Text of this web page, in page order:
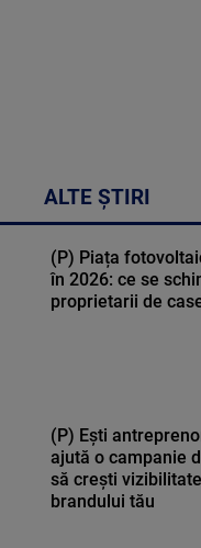
ALTE ȘTIRI
(P) Piața
în 2026: ce se
proprietarii de
(P) Ești
ajută o campanie
să crești
brandului tău